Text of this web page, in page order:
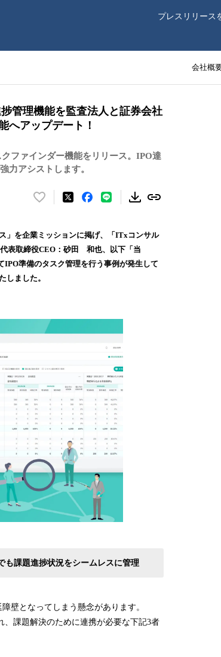
プレスリリース
会社概
管理機能を監査法人と証券会社
へアップデート！
ファインダー機能をリリース。IPO達
力アシストします。
い
！
数
を
読
中
」を企業ミッションに掲げ、「ITxコンサル
表取締役CEO：砂田 和也、以下「当
準備のタスク管理を行う事例が発生して
しました。
も課題進捗状況をシームレスに管理
壁となってしまう懸念があります。
課題解決のために連携が必要な下記3者